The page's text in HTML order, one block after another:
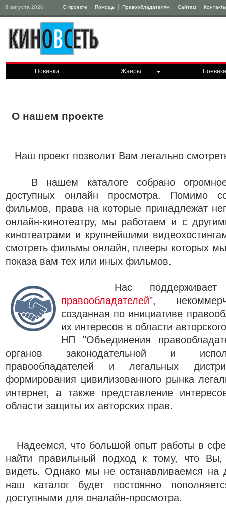
8 августа 2026 О проекте Помощь Правообладателям Сайтам Контакты
Новинки Жанры Боевики
О нашем проекте
Наш проект позволит Вам легально
В нашем каталоге собрано огромное
доступных онлайн просмотра. Помимо
фильмов, права на которые принадлежат
онлайн-кинотеатру, мы работаем и с
кинотеатрами и крупнейшими
смотреть фильмы онлайн, плееры которых
показа вам тех или иных фильмов.
Нас
правообладателей",
созданная по инициативе
их интересов в области
НП "Объединения
органов законодательной и
правообладателей и легальных
формирования цивилизованного рынка
интернет, а также представление
области защиты их авторских прав.
Надеемся, что большой опыт работы в
найти правильный подход к тому, что
видеть. Однако мы не останавливаемся на
наш каталог будет постоянно
доступными для оналайн-просмотра.